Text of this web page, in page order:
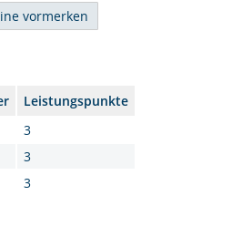
Leistungspunkte
3
3
3